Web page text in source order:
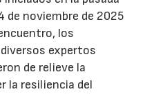
de noviembre de 2025
los
expertos
de relieve la
la resiliencia del